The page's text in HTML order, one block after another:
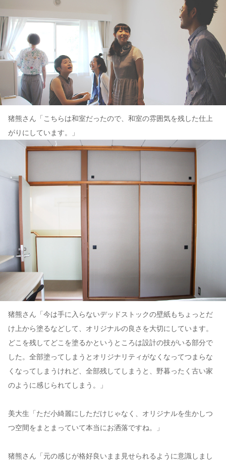
猪熊さん「こちらは和室だったので、和室の雰囲気を残した仕上
がりにしています。」
猪熊さん「今は手に入らないデッドストックの壁紙もちょっとだ
け上から塗るなどして、オリジナルの良さを大切にしています。
どこを残してどこを塗るかというところは設計の技がいる部分で
した。全部塗ってしまうとオリジナリティがなくなってつまらな
くなってしまうけれど、全部残してしまうと、野暮ったく古い家
のように感じられてしまう。」
美大生「ただ小綺麗にしただけじゃなく、オリジナルを生かしつ
つ空間をまとまっていて本当にお洒落ですね。」
猪熊さん「元の感じが格好良いまま見せられるように意識しまし